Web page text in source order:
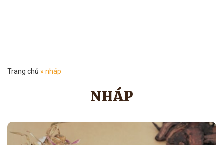
Trang chủ » nháp
NHÁP